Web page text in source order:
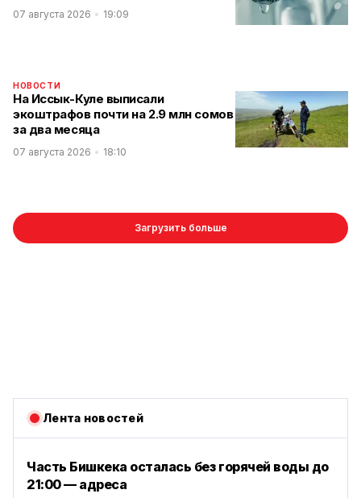
07 августа 2026 19:09
НОВОСТИ
На Иссык-Куле выписали
экоштрафов почти на 2.9 млн сомов
за два месяца
07 августа 2026 18:10
Загрузить больше
Лента новостей
Часть Бишкека осталась без горячей воды до
21:00 — адреса